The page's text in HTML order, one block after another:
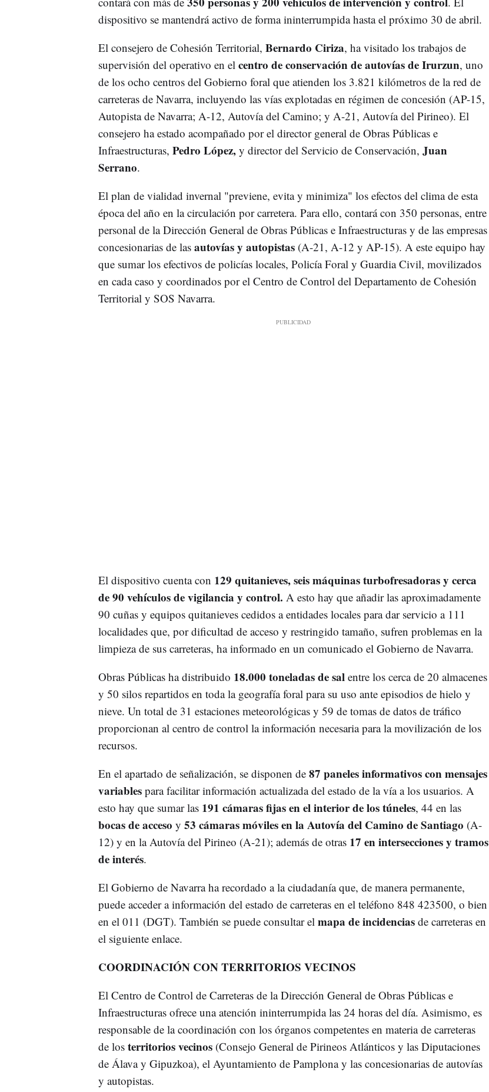
dispositivo se mantendrá activo de forma ininterrumpida hasta el próximo 30 de abril.
El consejero de Cohesión Territorial, Bernardo Ciriza, ha visitado los trabajos de
supervisión del operativo en el centro de conservación de autovías de Irurzun, uno
de los ocho centros del Gobierno foral que atienden los 3.821 kilómetros de la red de
carreteras de Navarra, incluyendo las vías explotadas en régimen de concesión (AP-15,
Autopista de Navarra; A-12, Autovía del Camino; y A-21, Autovía del Pirineo). El
consejero ha estado acompañado por el director general de Obras Públicas e
Infraestructuras, Pedro López,y director del Servicio de Conservación, Juan
Serrano.
El plan de vialidad invernal "previene, evita y minimiza" los efectos del clima de esta
época del año en la circulación por carretera. Para ello, contará con 350 personas, entre
personal de la Dirección General de Obras Públicas e Infraestructuras y de las empresas
concesionarias de las autovías y autopistas(A-21, A-12 y AP-15). A este equipo hay
que sumar los efectivos de policías locales, Policía Foral y Guardia Civil, movilizados
en cada caso y coordinados por el Centro de Control del Departamento de Cohesión
Territorial y SOS Navarra.
El dispositivo cuenta con 129 quitanieves, seis máquinas turbofresadoras y cerca
de 90 vehículos de vigilancia y control. A esto hay que añadir las aproximadamente
90 cuñas y equipos quitanieves cedidos a entidades locales para dar servicio a 111
localidades que, por dificultad de acceso y restringido tamaño, sufren problemas en la
limpieza de sus carreteras, ha informado en un comunicado el Gobierno de Navarra.
Obras Públicas ha distribuido 18.000 toneladas de sal entre los cerca de 20 almacenes
y 50 silos repartidos en toda la geografía foral para su uso ante episodios de hielo y
nieve. Un total de 31 estaciones meteorológicas y 59 de tomas de datos de tráfico
proporcionan al centro de control la información necesaria para la movilización de los
recursos.
En el apartado de señalización, se disponen de87 paneles informativos con mensajes
variablespara facilitar información actualizada del estado de la vía a los usuarios. A
esto hay que sumar las 191 cámaras fijas en el interior de los túneles, 44 en las
bocas de acceso y 53 cámaras móviles en la Autovía del Camino de Santiago (A-
12) y en la Autovía del Pirineo (A-21); además de otras17 en intersecciones y tramos
de interés.
El Gobierno de Navarra ha recordado a la ciudadanía que, de manera permanente,
puede acceder a información del estado de carreteras en el teléfono 848 423500, o bien
en el 011 (DGT). También se puede consultar el mapa de incidenciasde carreteras en
el siguiente enlace.
COORDINACIÓN CON TERRITORIOS VECINOS
El Centro de Control de Carreteras de la Dirección General de Obras Públicas e
Infraestructuras ofrece una atención ininterrumpida las 24 horas del día. Asimismo, es
responsable de la coordinación con los órganos competentes en materia de carreteras
de losterritorios vecinos (Consejo General de Pirineos Atlánticos y las Diputaciones
de Álava y Gipuzkoa), el Ayuntamiento de Pamplona y las concesionarias de autovías
y autopistas.